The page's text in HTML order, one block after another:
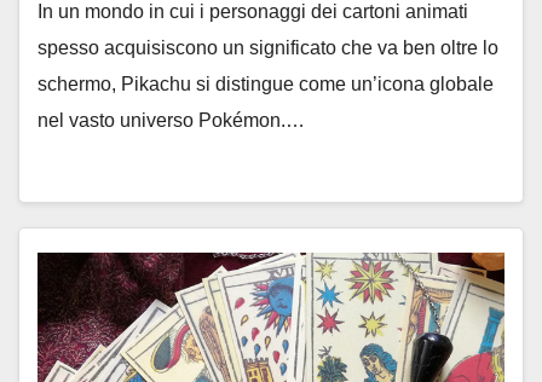
In un mondo in cui i personaggi dei cartoni animati
spesso acquisiscono un significato che va ben oltre lo
schermo, Pikachu si distingue come un’icona globale
nel vasto universo Pokémon.…